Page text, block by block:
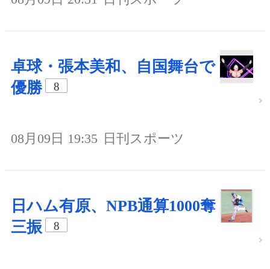
卓球・張本美和、自国舞台で
優勝
8
08月09日 19:35 日刊スポーツ
日ハム有原、NPB通算1000奪
三振
8